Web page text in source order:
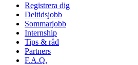
Registrera dig
Deltidsjobb
Sommarjobb
Internship
Tips & råd
Partners
F.A.Q.